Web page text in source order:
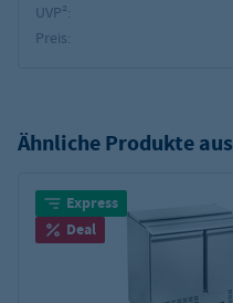
UVP²:
Preis:
Ähnliche Produkte aus
Express
Deal